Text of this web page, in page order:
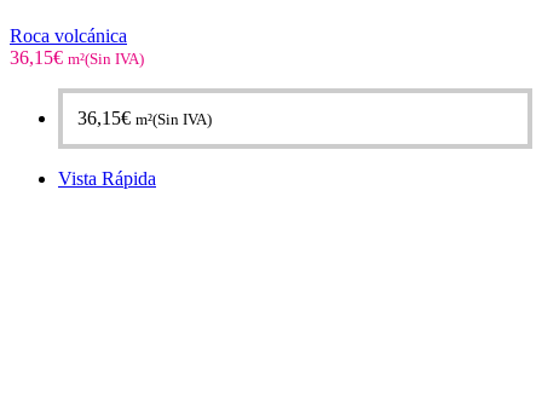
Roca volcánica
36,15€ m²(Sin IVA)
36,15€ m²(Sin IVA)
Vista Rápida